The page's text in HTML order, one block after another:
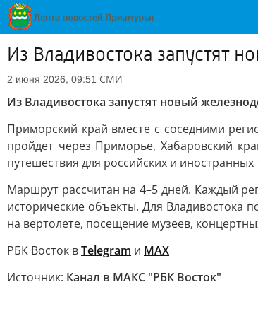
Из Владивостока запустят
2 июня 2026, 09:51 СМИ
Из Владивостока запустят новый
Приморский край вместе с соседними
пройдет через Приморье, Хабаровский
путешествия для российских и иностранных
Маршрут рассчитан на 4–5 дней. Каждый
исторические объекты. Для Владивостока
на вертолете, посещение музеев,
РБК Восток вTelegram и MAX
Источник: Канал в МАКС "РБК Восток"